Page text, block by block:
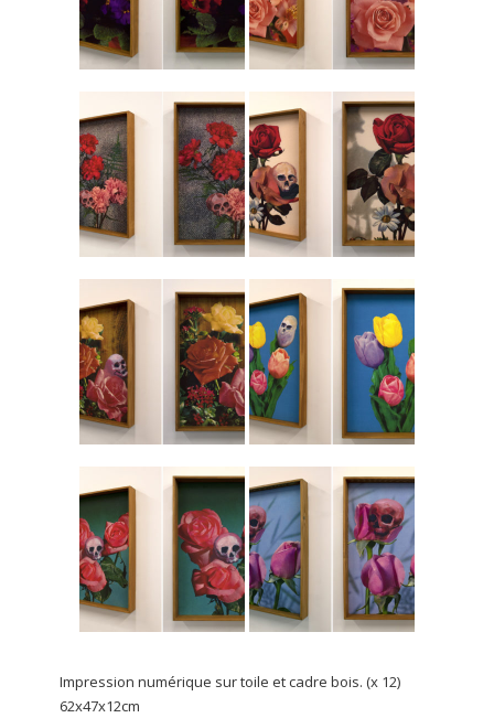
Impression numérique sur toile et cadre bois. (x 12)
62x47x12cm